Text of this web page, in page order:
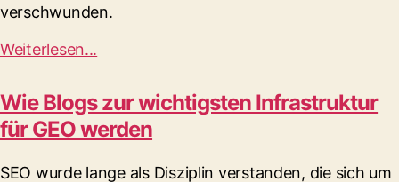
verschwunden.
Weiterlesen...
Wie Blogs zur wichtigsten Infrastruktur
für GEO werden
SEO wurde lange als Disziplin verstanden, die sich um